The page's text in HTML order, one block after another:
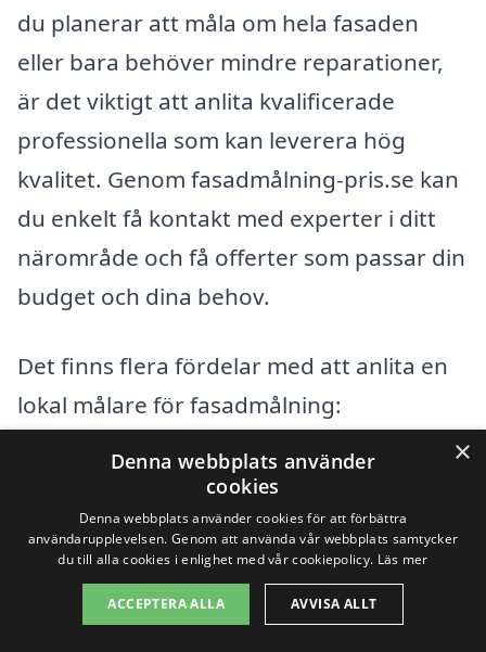
du planerar att måla om hela fasaden
eller bara behöver mindre reparationer,
är det viktigt att anlita kvalificerade
professionella som kan leverera hög
kvalitet. Genom fasadmålning-pris.se kan
du enkelt få kontakt med experter i ditt
närområde och få offerter som passar din
budget och dina behov.
Det finns flera fördelar med att anlita en
lokal målare för fasadmålning:
Lokalkännedom: En lokal målare
känner till väderförhållanden och
material som fungerar bäst i området.
Snabb service: Genom att anlita ett
×
Denna webbplats använder
cookies
Denna webbplats använder cookies för att förbättra
användarupplevelsen. Genom att använda vår webbplats samtycker
du till alla cookies i enlighet med vår cookiepolicy. Läs mer
ACCEPTERA ALLA AVVISA ALLT